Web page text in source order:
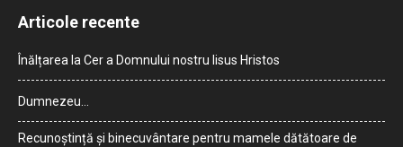
Articole recente
Înălțarea la Cer a Domnului nostru Iisus Hristos
Dumnezeu…
Recunoștință și binecuvântare pentru mamele dătătoare de